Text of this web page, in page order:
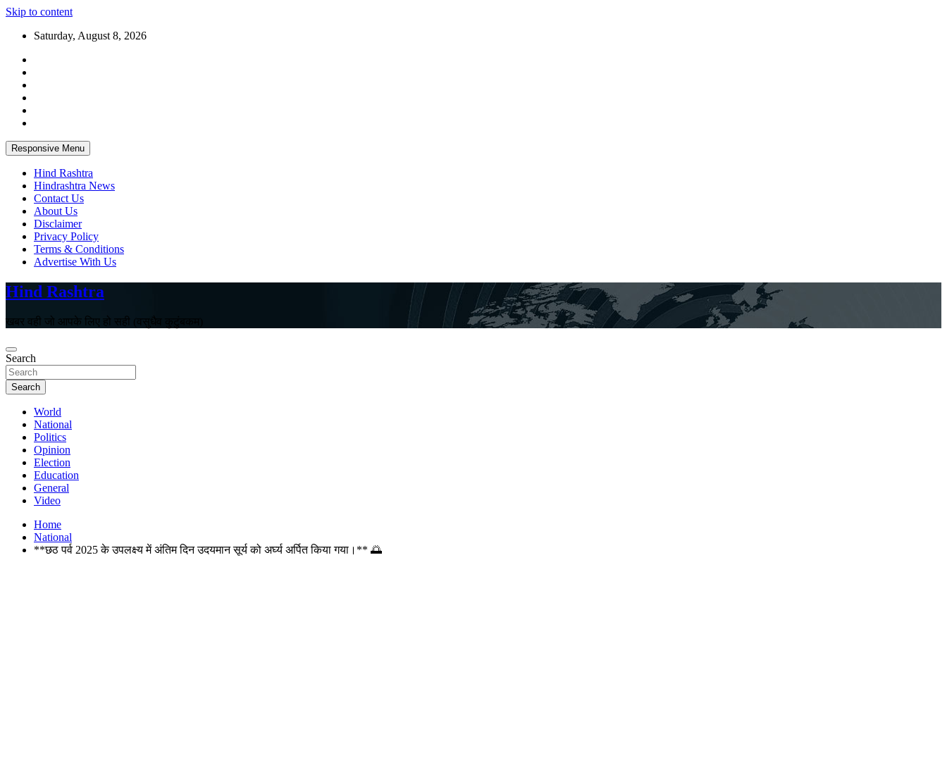
Skip to content
Saturday, August 8, 2026
Responsive Menu
Hind Rashtra
Hindrashtra News
Contact Us
About Us
Disclaimer
Privacy Policy
Terms & Conditions
Advertise With Us
Hind Rashtra
खबर वही जो आपके लिए हो सही (वसुधैव कुटुंबकम)
Search
Search
World
National
Politics
Opinion
Election
Education
General
Video
Home
National
**छठ पर्व 2025 के उपलक्ष्य में अंतिम दिन उदयमान सूर्य को अर्घ्य अर्पित किया गया।** 🌅